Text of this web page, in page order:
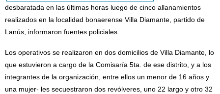
desbaratada en las últimas horas luego de cinco allanamientos
realizados en la localidad bonaerense Villa Diamante, partido de
Lanús, informaron fuentes policiales.
Los operativos se realizaron en dos domicilios de Villa Diamante, lo
que estuvieron a cargo de la Comisaría 5ta. de ese distrito, y a los
integrantes de la organización, entre ellos un menor de 16 años y
una mujer- les secuestraron dos revólveres, uno 22 largo y otro 32